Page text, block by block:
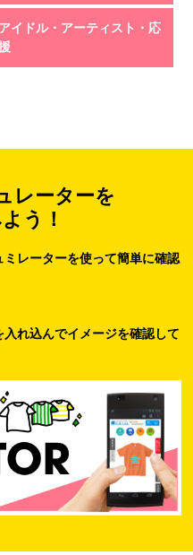
アイドル・アーティスト・応
レーターを
う！
レーターを使って簡単に確認
れ込んでイメージを確認して